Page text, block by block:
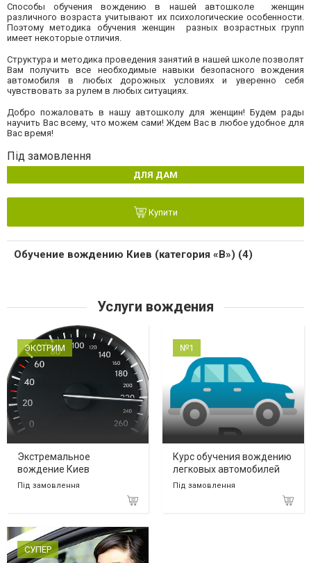
Способы обучения вождению в нашей автошколе женщин
различного возраста учитывают их психологические особенности.
Поэтому методика обучения женщин разных возрастных групп
имеет некоторые отличия.
Структура и методика проведения занятий в нашей школе позволят
Вам получить все необходимые навыки безопасного вождения
автомобиля в любых дорожных условиях и уверенно себя
чувствовать за рулем в любых ситуациях.
Добро пожаловать в нашу автошколу для женщин! Будем рады
научить Вас всему, что можем сами! Ждем Вас в любое удобное для
Вас время!
Під замовлення
ДЛЯ ДАМ
Купити
Обучение вождению Киев (категория «В») (4)
Услуги вождения
ЭКСТРИМ
Экстремальное
вождение Киев
Під замовлення
№1
Курс обучения вождению
легковых автомобилей
Під замовлення
СУПЕР